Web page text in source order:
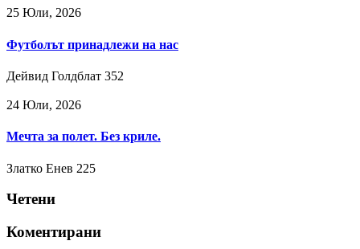
25 Юли, 2026
Футболът принадлежи на нас
Дейвид Голдблат 352
24 Юли, 2026
Мечта за полет. Без криле.
Златко Енев 225
Четени
Коментирани